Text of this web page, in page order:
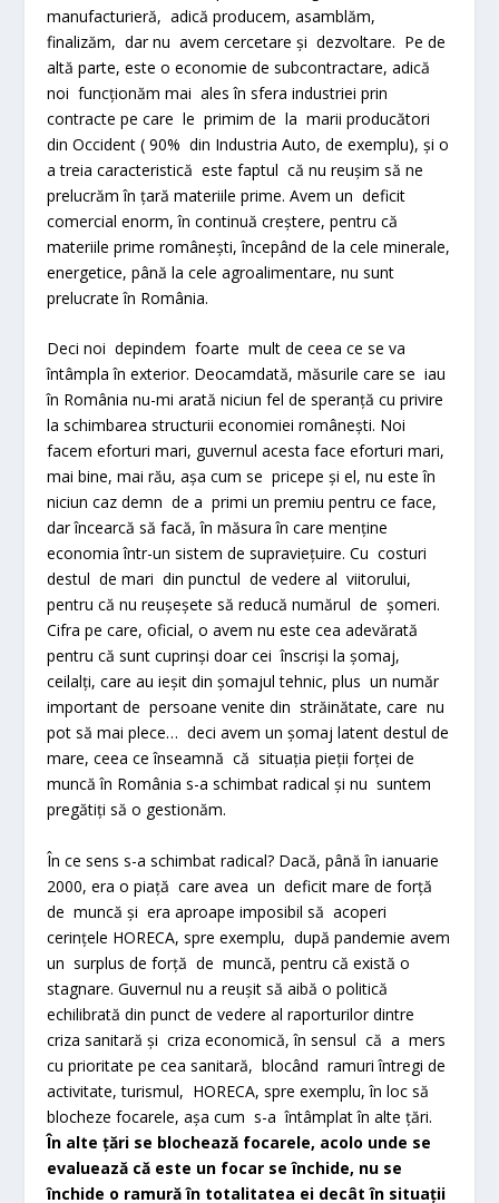
manufacturieră, adică producem, asamblăm,
finalizăm, dar nu avem cercetare și dezvoltare. Pe de
altă parte, este o economie de subcontractare, adică
noi funcționăm mai ales în sfera industriei prin
contracte pe care le primim de la marii producători
din Occident ( 90% din Industria Auto, de exemplu), și o
a treia caracteristică este faptul că nu reușim să ne
prelucrăm în țară materiile prime. Avem un deficit
comercial enorm, în continuă creștere, pentru că
materiile prime românești, începând de la cele minerale,
energetice, până la cele agroalimentare, nu sunt
prelucrate în România.
Deci noi depindem foarte mult de ceea ce se va
întâmpla în exterior. Deocamdată, măsurile care se iau
în România nu-mi arată niciun fel de speranță cu privire
la schimbarea structurii economiei românești. Noi
facem eforturi mari, guvernul acesta face eforturi mari,
mai bine, mai rău, așa cum se pricepe și el, nu este în
niciun caz demn de a primi un premiu pentru ce face,
dar încearcă să facă, în măsura în care menține
economia într-un sistem de supraviețuire. Cu costuri
destul de mari din punctul de vedere al viitorului,
pentru că nu reușeșete să reducă numărul de șomeri.
Cifra pe care, oficial, o avem nu este cea adevărată
pentru că sunt cuprinși doar cei înscriși la șomaj,
ceilalți, care au ieșit din șomajul tehnic, plus un număr
important de persoane venite din străinătate, care nu
pot să mai plece… deci avem un șomaj latent destul de
mare, ceea ce înseamnă că situația pieții forței de
muncă în România s-a schimbat radical și nu suntem
pregătiți să o gestionăm.
În ce sens s-a schimbat radical? Dacă, până în ianuarie
2000, era o piață care avea un deficit mare de forță
de muncă și era aproape imposibil să acoperi
cerințele HORECA, spre exemplu, după pandemie avem
un surplus de forță de muncă, pentru că există o
stagnare. Guvernul nu a reușit să aibă o politică
echilibrată din punct de vedere al raporturilor dintre
criza sanitară și criza economică, în sensul că a mers
cu prioritate pe cea sanitară, blocând ramuri întregi de
activitate, turismul, HORECA, spre exemplu, în loc să
blocheze focarele, așa cum s-a întâmplat în alte țări.
În alte țări se blochează focarele, acolo unde se
evaluează că este un focar se închide, nu se
închide o ramură în totalitatea ei decât în situații